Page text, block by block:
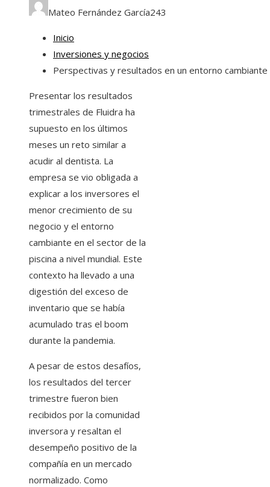
Mateo Fernández García243
Inicio
Inversiones y negocios
Perspectivas y resultados en un entorno cambiante
Presentar los resultados
trimestrales de Fluidra ha
supuesto en los últimos
meses un reto similar a
acudir al dentista. La
empresa se vio obligada a
explicar a los inversores el
menor crecimiento de su
negocio y el entorno
cambiante en el sector de la
piscina a nivel mundial. Este
contexto ha llevado a una
digestión del exceso de
inventario que se había
acumulado tras el boom
durante la pandemia.
A pesar de estos desafíos,
los resultados del tercer
trimestre fueron bien
recibidos por la comunidad
inversora y resaltan el
desempeño positivo de la
compañía en un mercado
normalizado. Como